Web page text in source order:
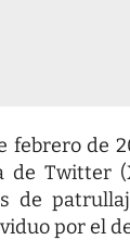
febrero de
de Twitter
de
por el